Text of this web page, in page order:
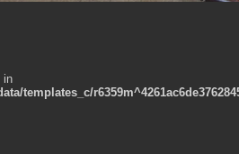
in
templates_c/